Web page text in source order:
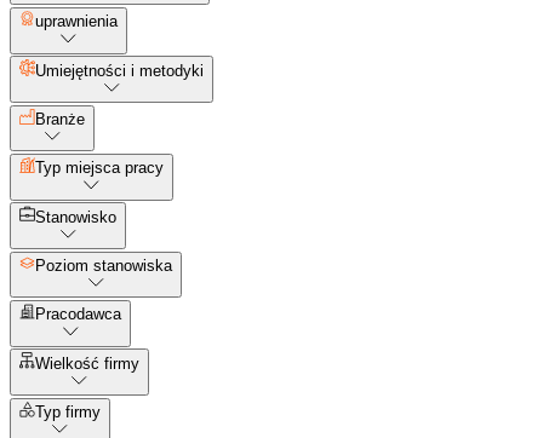
uprawnienia
Umiejętności i metodyki
Branże
Typ miejsca pracy
Stanowisko
Poziom stanowiska
Pracodawca
Wielkość firmy
Typ firmy